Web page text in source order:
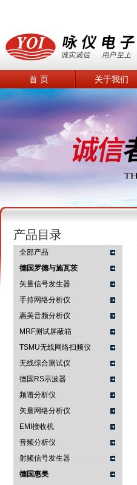
首 页 关于我们
产品目录
全部产品
德国罗德与施瓦茨
矢量信号发生器
手持网络分析仪
惠美音频分析仪
MRF测试屏蔽箱
TSMU无线网络扫频仪
无线综合测试仪
德国RS示波器
频谱分析仪
矢量网络分析仪
EMI接收机
音频分析仪
射频信号发生器
德国惠美